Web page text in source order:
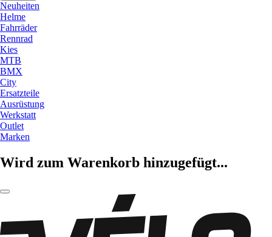
Neuheiten
Helme
Fahrräder
Rennrad
Kies
MTB
BMX
City
Ersatzteile
Ausrüstung
Werkstatt
Outlet
Marken
Wird zum Warenkorb hinzugefügt...